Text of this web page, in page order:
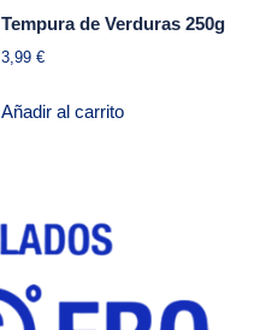
Tempura de Verduras 250g
3,99 €
Añadir al carrito